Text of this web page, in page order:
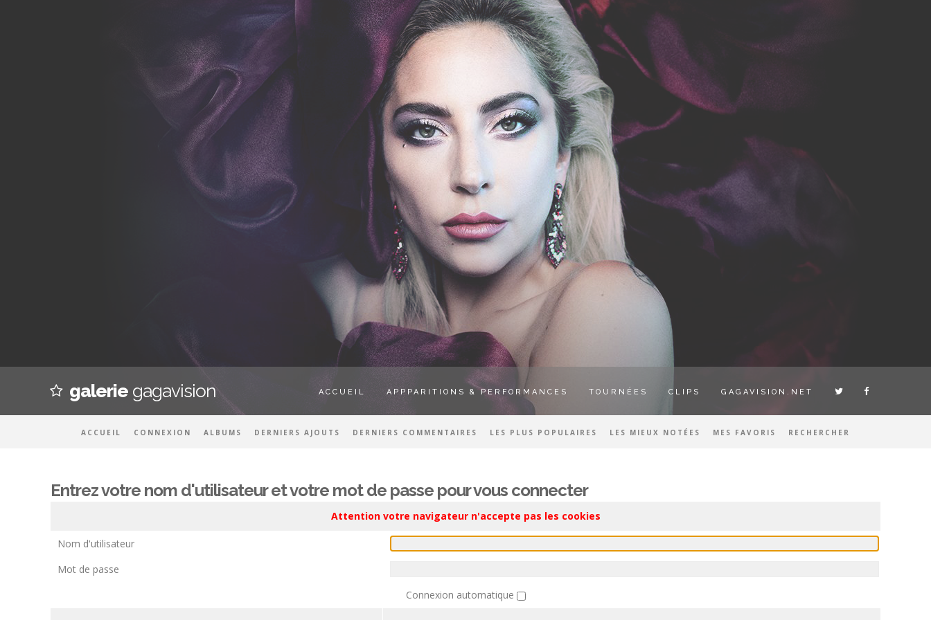
galerie gagavision ACCUEIL APPPARITIONS & PERFORMANCES TOURNÉES CLIPS GAGAVISION.NET
ACCUEIL CONNEXION ALBUMS DERNIERS AJOUTS DERNIERS COMMENTAIRES LES PLUS POPULAIRES LES MIEUX NOTÉES MES FAVORIS RECHERCHER
Entrez votre nom d'utilisateur et votre mot de passe pour vous connecter
Attention votre navigateur n'accepte pas les cookies
Nom d'utilisateur
Mot de passe
Connexion automatique